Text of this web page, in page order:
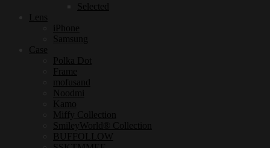
Selected
Lens
iPhone
Samsung
Case
Polka Dot
Frame
mofusand
Noodmi
Kamo
Miffy Collection
SmileyWorld® Collection
BUFFOLLOW